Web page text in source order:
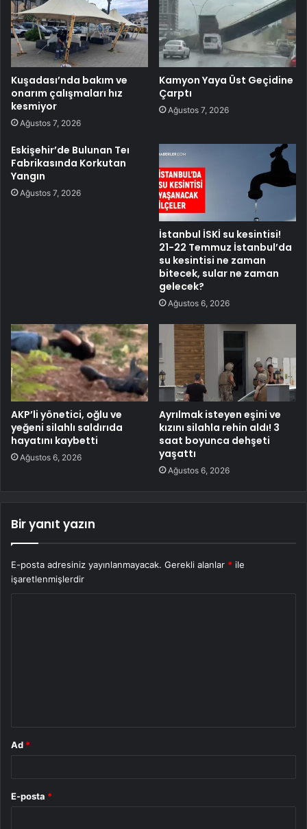
Kuşadası’nda bakım ve
onarım çalışmaları hız
kesmiyor
Ağustos 7, 2026
Kamyon Yaya Üst Geçidine
Çarptı
Ağustos 7, 2026
Eskişehir’de Bulunan Teı
Fabrikasında Korkutan
Yangın
Ağustos 7, 2026
İstanbul İSKİ su kesintisi!
21-22 Temmuz İstanbul’da
su kesintisi ne zaman
bitecek, sular ne zaman
gelecek?
Ağustos 6, 2026
AKP’li yönetici, oğlu ve
yeğeni silahlı saldırıda
hayatını kaybetti
Ağustos 6, 2026
Ayrılmak isteyen eşini ve
kızını silahla rehin aldı! 3
saat boyunca dehşeti
yaşattı
Ağustos 6, 2026
Bir yanıt yazın
E-posta adresiniz yayınlanmayacak. Gerekli alanlar * ile
işaretlenmişlerdir
Ad *
E-posta *